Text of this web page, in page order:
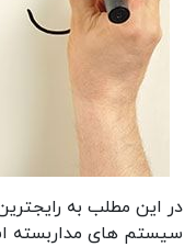
در این مطلب به
سیستم های مداربسته